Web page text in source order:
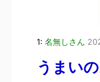
1: 名無しさん
うまい